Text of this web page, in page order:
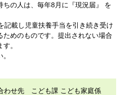
ちの人は、毎年8月に『現況届』 を
記載し児童扶養手当を引き続き受け
めのものです。提出されない場合
。
わせ先 こども課 こども家庭係